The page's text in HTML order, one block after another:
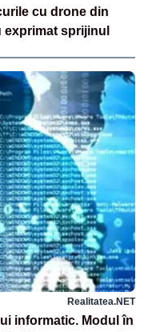
cu drone din
exprimat sprijinul
Realitatea.NET
informatic. Modul în